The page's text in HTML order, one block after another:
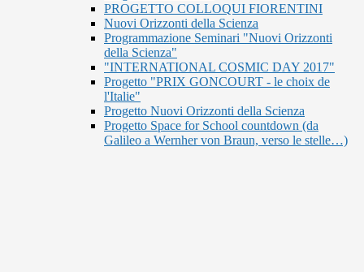
PROGETTO COLLOQUI FIORENTINI
Nuovi Orizzonti della Scienza
Programmazione Seminari "Nuovi Orizzonti
della Scienza"
"INTERNATIONAL COSMIC DAY 2017"
Progetto "PRIX GONCOURT - le choix de
l'Italie"
Progetto Nuovi Orizzonti della Scienza
Progetto Space for School countdown (da
Galileo a Wernher von Braun, verso le stelle…)